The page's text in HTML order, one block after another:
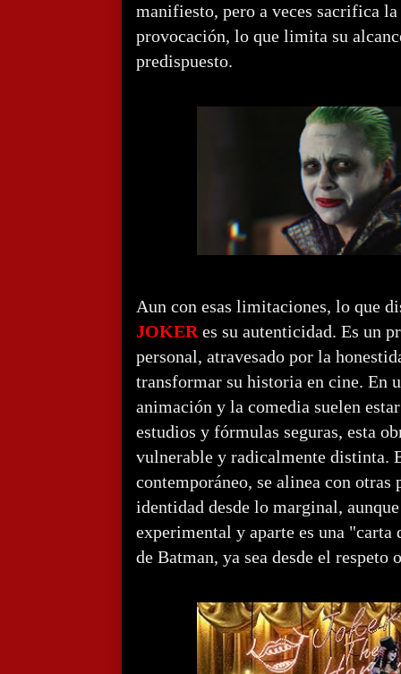
manifiesto, pero a veces sacrifica
provocación, lo que limita su
predispuesto.
Aun con esas limitaciones, lo que
JOKER es su autenticidad. Es un
personal, atravesado por la
transformar su historia en cine. En
animación y la comedia suelen
estudios y fórmulas seguras, esta
vulnerable y radicalmente distinta.
contemporáneo, se alinea con
identidad desde lo marginal,
experimental y aparte es una
de Batman, ya sea desde el respeto